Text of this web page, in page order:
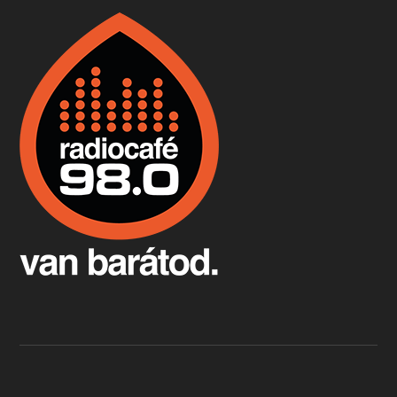
Boston, teadélután, bab és homár
Apr 9, 2026 • 00:37:17
Fermentáljunk, a testünk meghálálja!
Apr 3, 2026 • 00:36:07